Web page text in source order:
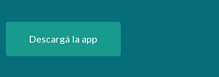
Descargá la app